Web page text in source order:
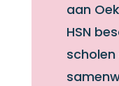
aan
HSN